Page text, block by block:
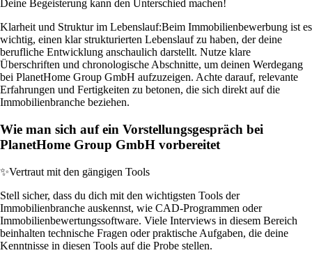
Deine Begeisterung kann den Unterschied machen!
Klarheit und Struktur im Lebenslauf:Beim Immobilienbewerbung ist es
wichtig, einen klar strukturierten Lebenslauf zu haben, der deine
berufliche Entwicklung anschaulich darstellt. Nutze klare
Überschriften und chronologische Abschnitte, um deinen Werdegang
bei PlanetHome Group GmbH aufzuzeigen. Achte darauf, relevante
Erfahrungen und Fertigkeiten zu betonen, die sich direkt auf die
Immobilienbranche beziehen.
Wie man sich auf ein Vorstellungsgespräch bei
PlanetHome Group GmbH vorbereitet
✨Vertraut mit den gängigen Tools
Stell sicher, dass du dich mit den wichtigsten Tools der
Immobilienbranche auskennst, wie CAD-Programmen oder
Immobilienbewertungssoftware. Viele Interviews in diesem Bereich
beinhalten technische Fragen oder praktische Aufgaben, die deine
Kenntnisse in diesen Tools auf die Probe stellen.